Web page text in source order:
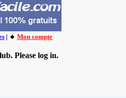
| 🔸 Mon compte
Please log in.